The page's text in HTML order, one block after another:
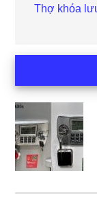
Bài
Thợ khóa
chính